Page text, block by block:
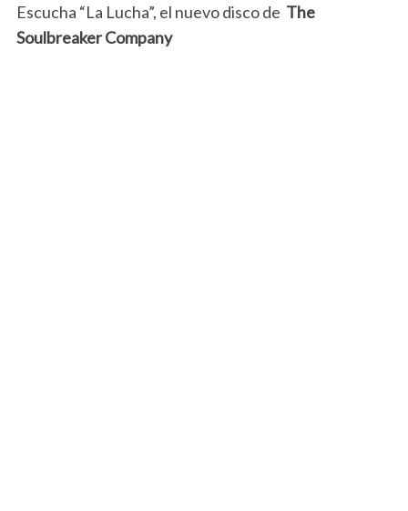
Escucha “La Lucha”, el nuevo disco de The
Soulbreaker Company